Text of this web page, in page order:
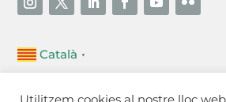
Català ▼
Unió Empresarial de l’Anoia (UEA)